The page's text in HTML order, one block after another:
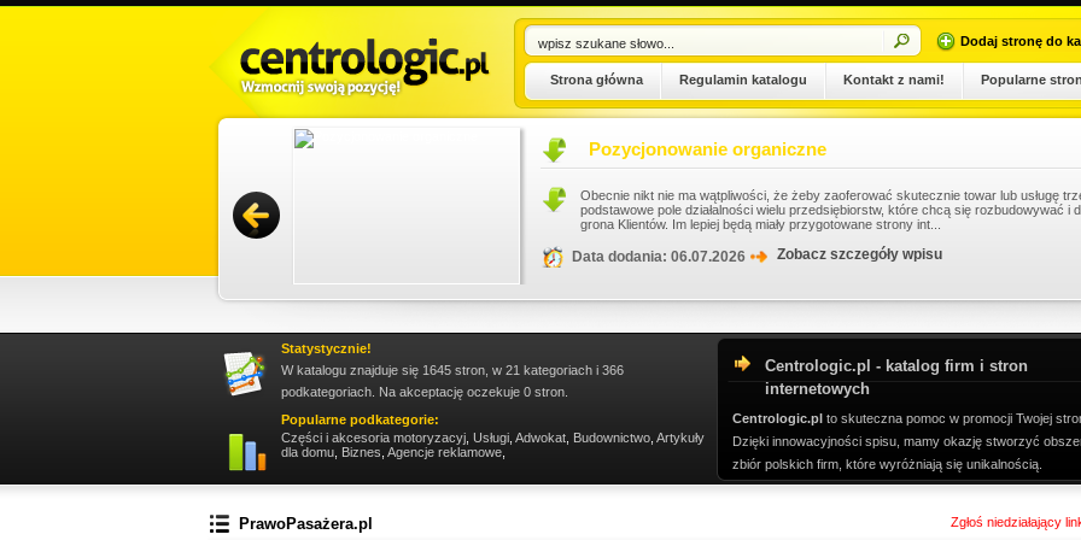
Dodaj stronę do
Strona główna Regulamin katalogu Kontakt z nami! Popularne
renowacji konstrukcji. Nasza oferta obejmuje
Pozycjonowanie organiczne
Obecnie nikt nie ma wątpliwości, że żeby zaoferować skutecznie towar lub usługę
podstawowe pole działalności wielu przedsiębiorstw, które chcą się rozbudowywać i
grona Klientów. Im lepiej będą miały przygotowane strony int...
Data dodania: 06.07.2026 Zobacz szczegóły wpisu
Centrologic.pl - katalog firm i stron
internetowych
Centrologic.pl to skuteczna pomoc w promocji Twojej
Dzięki innowacyjności spisu, mamy okazję stworzyć
zbiór polskich firm, które wyróżniają się unikalnością.
Statystycznie!
W katalogu znajduje się 1645 stron, w 21 kategoriach i 366
podkategoriach. Na akceptację oczekuje 0 stron.
Popularne podkategorie:
Części i akcesoria motoryzacyj Usługi Adwokat Budownictwo Artykuły
dla domu Biznes Agencje reklamowe
PrawoPasażera.pl Zgłoś niedziałający